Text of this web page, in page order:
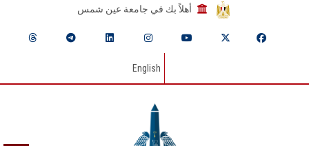
أهلاً بك في جامعة عين شمس
English